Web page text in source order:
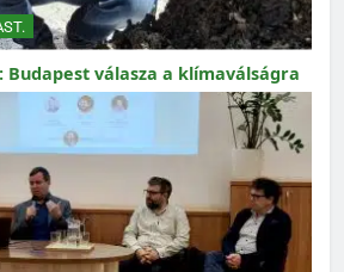
Budapest válasza a klímaválságra